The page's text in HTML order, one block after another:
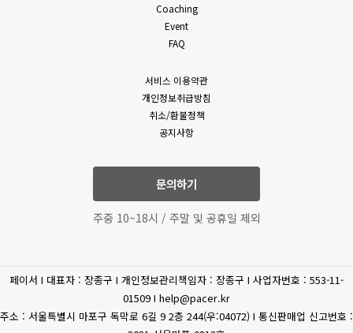
Coaching
Event
FAQ
서비스 이용약관
개인정보취급방침
취소/환불정책
공지사항
문의하기
주중 10~18시 / 주말 및 공휴일 제외
페이서 I 대표자 : 장종구 I 개인정보관리책임자 : 장종구 I 사업자번호 : 553-11-
01509 I help@pacer.kr
주소 : 서울특별시 마포구 독막로 6길 9 2층 244(우:04072) I 통신판매업 신고번호 :